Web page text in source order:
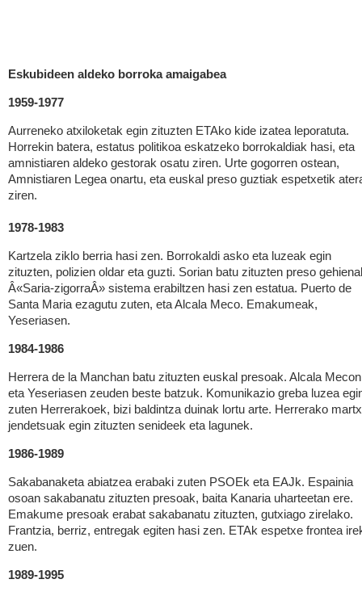
Eskubideen aldeko borroka amaigabea
1959-1977
Aurreneko atxiloketak egin zituzten ETAko kide izatea leporatuta.
Horrekin batera, estatus politikoa eskatzeko borrokaldiak hasi, eta
amnistiaren aldeko gestorak osatu ziren. Urte gogorren ostean,
Amnistiaren Legea onartu, eta euskal preso guztiak espetxetik
ziren.
1978-1983
Kartzela ziklo berria hasi zen. Borrokaldi asko eta luzeak egin
zituzten, polizien oldar eta guzti. Sorian batu zituzten preso
Â«Saria-zigorraÂ» sistema erabiltzen hasi zen estatua. Puerto de
Santa Maria ezagutu zuten, eta Alcala Meco. Emakumeak,
Yeseriasen.
1984-1986
Herrera de la Manchan batu zituzten euskal presoak. Alcala Mecon
eta Yeseriasen zeuden beste batzuk. Komunikazio greba luzea
zuten Herrerakoek, bizi baldintza duinak lortu arte. Herrerako
jendetsuak egin zituzten senideek eta lagunek.
1986-1989
Sakabanaketa abiatzea erabaki zuten PSOEk eta EAJk. Espainia
osoan sakabanatu zituzten presoak, baita Kanaria uharteetan ere.
Emakume presoak erabat sakabanatu zituzten, gutxiago zirelako.
Frantzia, berriz, entregak egiten hasi zen. ETAk espetxe frontea
zuen.
1989-1995